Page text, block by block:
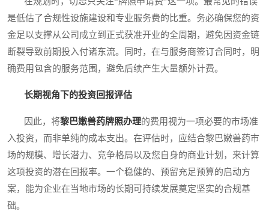
是低估了合规性设施建设和专业服务费的比重。务必确保您的资
金足以支撑从公司成立到正式获准开业的全周期，避免因资金链
断裂导致前期投入付诸东流。同时，在与服务商签订合同时，明
确费用包含的服务范围，避免后续产生大量额外计费。
长期视角下的投资回报评估
因此，将黎巴嫩兽药牌照办理的费用视为一项必要的市场准
入投资，而非单纯的成本支出。在评估时，应结合黎巴嫩兽药市
场的规模、增长潜力、竞争格局以及您自身的商业计划，来计算
这项投资的潜在回报率。一个稳健的、预留充足预算的启动方
案，能为企业在当地市场的长期可持续发展奠定坚实的合规基
础。